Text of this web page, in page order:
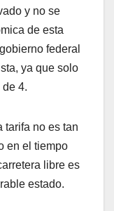
y no se
de esta
federal
ya que solo
4.
tarifa no es tan
en el tiempo
libre es
estado.